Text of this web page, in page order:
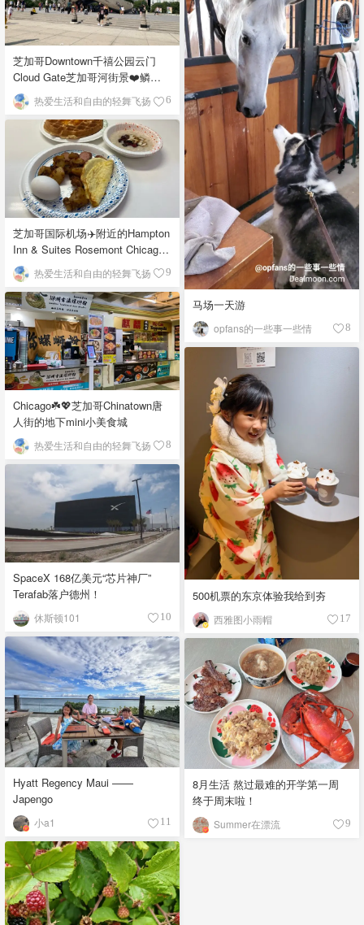
芝加哥Downtown千禧公园云门
Cloud Gate芝加哥河街景❤️鳞次
栉比的高楼
热爱生活和自由的轻舞飞扬 6
马场一天游
opfans的一些事一些情 8
芝加哥国际机场✈️附近的Hampton
Inn & Suites Rosemont Chicago
O'Hare自助早餐
热爱生活和自由的轻舞飞扬 9
Chicago☘️💖芝加哥Chinatown唐
人街的地下mini小美食城
热爱生活和自由的轻舞飞扬 8
500机票的东京体验我给到夯
西雅图小雨帽 17
SpaceX 168亿美元“芯片神厂”
Terafab落户德州！
休斯顿101 10
Hyatt Regency Maui ——
Japengo
小a1 11
8月生活 熬过最难的开学第一周
终于周末啦！
Summer在漂流 9